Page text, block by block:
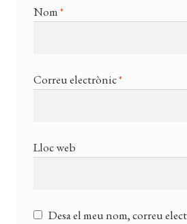
Nom*
Correu electrònic*
Lloc web
Desa el meu nom, correu